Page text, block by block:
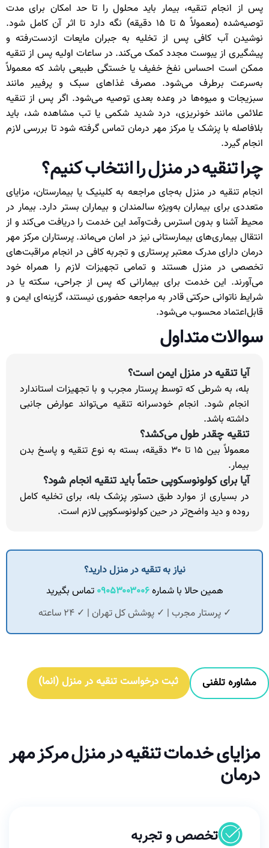
پس از انجام تنقیه، بیمار باید محلول را تا حد امکان برای مدت
توصیه‌شده (معمولاً ۵ تا ۱۵ دقیقه) نگه دارد تا اثر آن کامل شود.
نوشیدن آب کافی پس از تخلیه به جبران مایعات از‌دست‌رفته و
پیشگیری از یبوست مجدد کمک می‌کند. در ساعات اولیه پس از تنقیه
ممکن است احساس نفخ خفیف یا خستگی طبیعی باشد که معمولاً
به‌سرعت برطرف می‌شود. مصرف غذاهای سبک و پرفیبر مانند
سبزیجات و میوه‌ها در وعده بعدی توصیه می‌شود. اگر پس از تنقیه
علائمی مانند خونریزی، درد شدید شکمی یا تب مشاهده شد، باید
بلافاصله با پزشک یا مرکز مهر درمان تماس گرفته شود تا بررسی لازم
انجام گیرد.
چرا تنقیه در منزل را انتخاب کنیم؟
انجام تنقیه در منزل به‌جای مراجعه به کلینیک یا بیمارستان، مزایای
متعددی برای بیماران به‌ویژه سالمندان و بیماران بستر دارد. بیمار در
محیط آشنا و بدون استرس رفت‌وآمد این خدمت را دریافت می‌کند و از
انتقال بیماری‌های بیمارستانی نیز در امان می‌ماند. پرستاران مرکز مهر
درمان دارای مدرک معتبر پرستاری و تجربه کافی در انجام مراقبت‌های
تخصصی در منزل هستند و تمامی تجهیزات لازم را همراه خود
می‌آورند. این خدمت برای بیمارانی که پس از جراحی، سکته یا در
شرایط ناتوانی حرکتی قادر به مراجعه حضوری نیستند، گزینه‌ای ایمن و
قابل‌اعتماد محسوب می‌شود.
سوالات متداول
آیا تنقیه در منزل ایمن است؟
بله، به شرطی که توسط پرستار مجرب و با تجهیزات استاندارد
انجام شود. انجام خودسرانه تنقیه می‌تواند عوارض جانبی
داشته باشد.
تنقیه چقدر طول می‌کشد؟
معمولاً بین ۱۵ تا ۳۰ دقیقه، بسته به نوع تنقیه و پاسخ بدن
بیمار.
آیا برای کولونوسکوپی حتماً باید تنقیه انجام شود؟
در بسیاری از موارد طبق دستور پزشک بله، برای تخلیه کامل
روده و دید واضح‌تر در حین کولونوسکوپی لازم است.
نیاز به تنقیه در منزل دارید؟
همین حالا با شماره۰۹۰۵۳۰۰۳۰۰۶ تماس بگیرید
✓ پرستار مجرب | ✓ پوشش کل تهران | ✓ ۲۴ ساعته
مشاوره تلفنی ثبت درخواست تنقیه در منزل (انما)
مزایای خدمات تنقیه در منزل مرکز مهر
درمان
تخصص و تجربه